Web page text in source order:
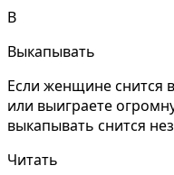
В
Выкапывать
Если женщине снится
или выиграете
выкапывать снится
Читать